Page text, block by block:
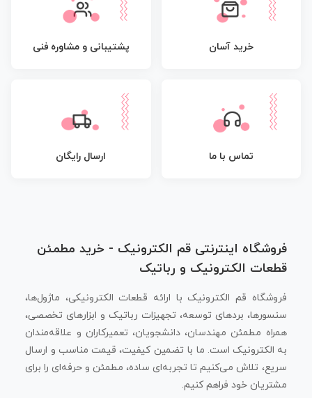
خرید آسان پشتیبانی و مشاوره فنی
تماس با ما ارسال رایگان
فروشگاه اینترنتی قم الکترونیک - خرید مطمئن
قطعات الکترونیک و رباتیک
فروشگاه قم الکترونیک با ارائه قطعات الکترونیکی، ماژول‌ها،
سنسورها، بردهای توسعه، تجهیزات رباتیک و ابزارهای تخصصی،
همراه مطمئن مهندسان، دانشجویان، تعمیرکاران و علاقه‌مندان
به الکترونیک است. ما با تضمین کیفیت، قیمت مناسب و ارسال
سریع، تلاش می‌کنیم تا تجربه‌ای ساده، مطمئن و حرفه‌ای را برای
مشتریان خود فراهم کنیم.